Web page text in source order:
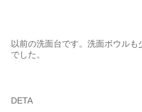
以前の洗面台です。洗面ボウル
でした。
DETA